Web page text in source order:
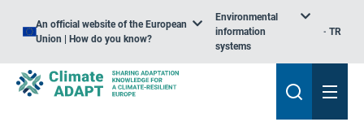
An official website of the European
Union | How do you know?
Environmental
information
systems
TR